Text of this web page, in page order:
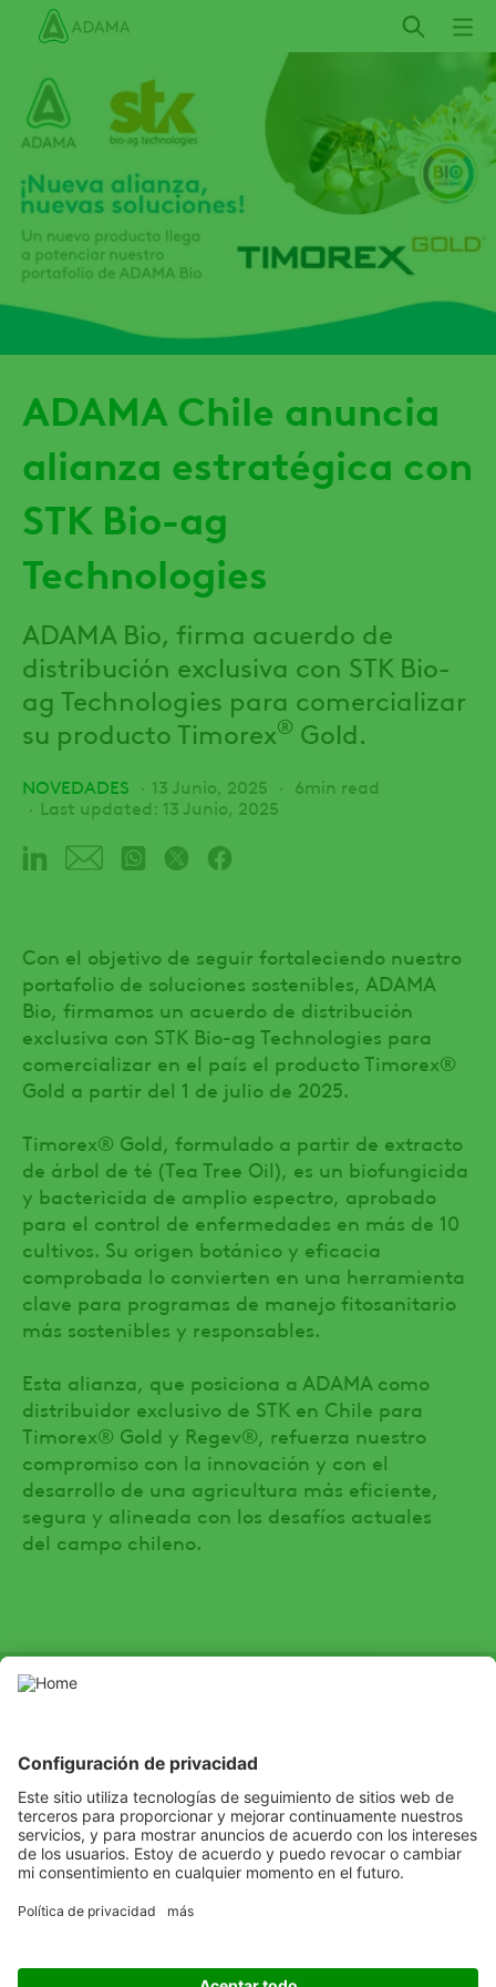
principal
ADAMA Chile anuncia
alianza estratégica con
STK Bio-ag
Technologies
ADAMA Bio, firma acuerdo de
distribución exclusiva con STK Bio-
ag Technologies para comercializar
su producto Timorex® Gold.
NOVEDADES 13 Junio, 2025
6min read
Last updated: 13 Junio, 2025
Con el objetivo de seguir fortaleciendo nuestro
portafolio de soluciones sostenibles, ADAMA
Bio, firmamos un acuerdo de distribución
exclusiva con STK Bio-ag Technologies para
comercializar en el país el producto Timorex®
Gold a partir del 1 de julio de 2025.
Timorex® Gold, formulado a partir de extracto
de árbol de té (Tea Tree Oil), es un biofungicida
y bactericida de amplio espectro, aprobado
para el control de enfermedades en más de 10
cultivos. Su origen botánico y eficacia
comprobada lo convierten en una herramienta
clave para programas de manejo fitosanitario
más sostenibles y responsables.
Esta alianza, que posiciona a ADAMA como
distribuidor exclusivo de STK en Chile para
Timorex® Gold y Regev®, refuerza nuestro
compromiso con la innovación y con el
desarrollo de una agricultura más eficiente,
segura y alineada con los desafíos actuales
del campo chileno.
Youtube
Channel
Instagram
Escuchamos Aprendemos